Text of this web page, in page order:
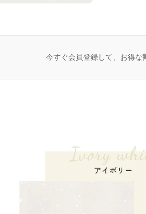
今すぐ会員登録して、お得な